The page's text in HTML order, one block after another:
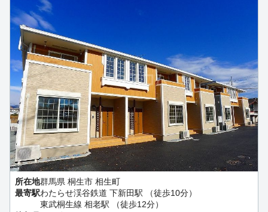
所在地群馬県 桐生市 相生町
最寄駅わたらせ渓谷鉄道 下新田駅 （徒歩10分）
東武桐生線 相老駅 （徒歩12分）